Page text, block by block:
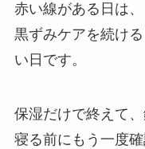
赤い線がある日は、
黒ずみケアを続け
い日です。
保湿だけで終えて
寝る前にもう一度確